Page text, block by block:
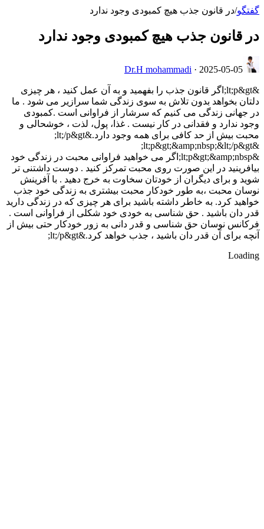
گفتگو/در قانون جذب هیچ کمبودی وجود ندارد
در قانون جذب هیچ کمبودی وجود ندارد
Dr.H mohammadi · 2025-05-05
&lt;p&gt;اگر قانون جذب را بفهمید و به آن عمل کنید ، هر چیزی
دلتان بخواهد بدون تلاش به سوی زندگی شما سرازیر می شود . ما
در جهانی زندگی می کنیم که سرشار از فراوانی است .کمبودی
وجود ندارد و فقدانی در کار نیست . غذا، پول، لذت ، خوشحالی و
محبت بیش از حد کافی برای همه وجود دارد.&lt;/p&gt;
&lt;p&gt;&amp;nbsp;&lt;/p&gt;
&lt;p&gt;&amp;nbsp;اگر می خواهید فراوانی محبت در زندگی خود
بیافرینید در این صورت روی محبت تمرکز کنید . دوست داشتنی تر
شوید و برای دیگران از خودتان سخاوت به خرج دهید . با آفرینش
نوسان محبت ،به طور خودکار محبت بیشتری به زندگی خود جذب
خواهید کرد. به خاطر داشته باشید برای هر چیزی که در زندگی دارید
قدر دان باشید . حق شناسی به خودی خود شکلی از فراوانی است .
فرکانس نوسان حق شناسی و قدر دانی به زور خودکار حتی بیش از
آنچه برای آن قدر دان باشید ، جذب خواهد کرد.&lt;/p&gt;
Loading